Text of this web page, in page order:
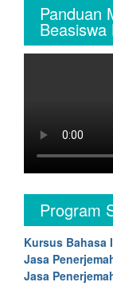
Panduan
Beasiswa
Program
Kursus Bahasa
Jasa
Jasa